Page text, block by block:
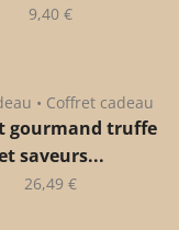
9,40 €
• Coffret cadeau
gourmand truffe
saveurs...
26,49 €